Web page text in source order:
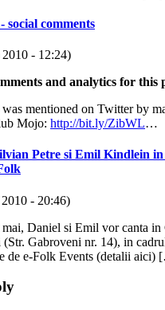
social comments
- 12:24)
and analytics for this
mentioned on Twitter by
Mojo: http://bit.ly/ZibWL…
Petre si Emil Kindlein
- 20:46)
Daniel si Emil vor canta
(Str. Gabroveni nr. 14), in
de e-Folk Events (detalii